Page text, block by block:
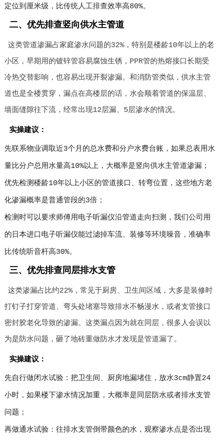
定位到厘米级，比传统人工排查效率高80%。
二、优先排查竖向供水主管道
这类管道渗漏占家庭渗水问题的32%，特别是楼龄10年以上的老
小区，早期用的镀锌管容易腐蚀生锈，PPR管的热熔接口长期受
冷热交替影响，也容易出现开裂渗漏。和消防管类似，供水主管
道也是全楼贯穿，漏点在高楼层的话，水会顺着管道的保温层、
墙面缝隙往下流，经常出现12层漏、5层渗水的情况。
实操建议：
先联系物业调取近3个月的总水费和分户水费台账，如果总表用水
量比分户总用水量高10%以上，大概率是竖向供水主管道渗漏；
优先检测楼龄10年以上小区的管道接口、转弯位置，这些地方老
化渗漏概率是普通管段的3倍；
检测时可以要求师傅用电子听漏仪沿管道走向扫测，我们公司用
的日本进口电子听漏仪能过滤掉车流、装修等环境噪音，准确率
比传统听音杆高30%。
三、优先排查同层排水支管
这类渗漏占比约22%，常见于厨房、卫生间区域，大多是装修时
打钉子打穿管道、弯头处堵塞导致排水不畅漫水，或者支管接口
密封胶老化导致的渗漏。这类漏点因为就在同层，很多人会误以
为是防水问题，砸了地砖重做防水才发现是管道漏了。
实操建议：
先自行做闭水试验：把卫生间、厨房地漏堵住，放水3cm静置24
小时，如果楼下渗水情况加重，大概率是同层防水或者排水支管
问题；
再做通水试验：往排水支管倒带颜色的水，观察渗水点是否出现